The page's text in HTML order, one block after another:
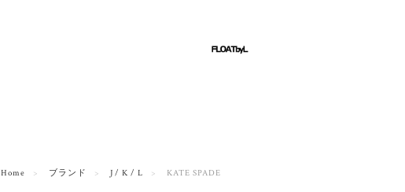
Home ブランド J / K / L KATE SPADE